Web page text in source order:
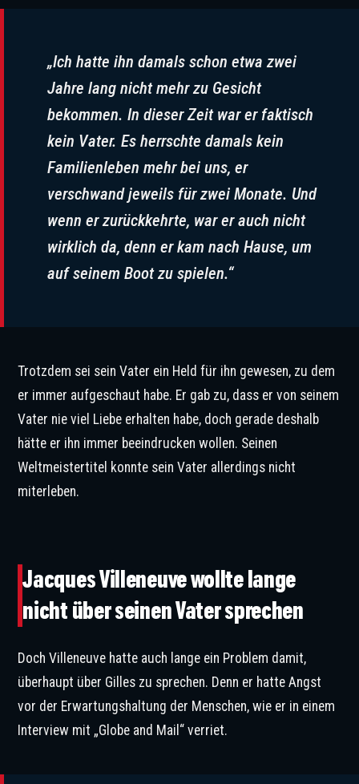
„Ich hatte ihn damals schon etwa zwei
Jahre lang nicht mehr zu Gesicht
bekommen. In dieser Zeit war er faktisch
kein Vater. Es herrschte damals kein
Familienleben mehr bei uns, er
verschwand jeweils für zwei Monate. Und
wenn er zurückkehrte, war er auch nicht
wirklich da, denn er kam nach Hause, um
auf seinem Boot zu spielen.“
Trotzdem sei sein Vater ein Held für ihn gewesen, zu dem
er immer aufgeschaut habe. Er gab zu, dass er von seinem
Vater nie viel Liebe erhalten habe, doch gerade deshalb
hätte er ihn immer beeindrucken wollen. Seinen
Weltmeistertitel konnte sein Vater allerdings nicht
miterleben.
Jacques Villeneuve wollte lange
nicht über seinen Vater sprechen
Doch Villeneuve hatte auch lange ein Problem damit,
überhaupt über Gilles zu sprechen. Denn er hatte Angst
vor der Erwartungshaltung der Menschen, wie er in einem
Interview mit „Globe and Mail“ verriet.